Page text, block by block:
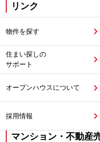
リンク
物件を探す
住まい探しの
サポート
オープンハウスについて
採用情報
マンション・不動産